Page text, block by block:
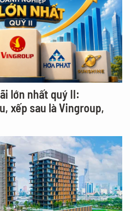
lớn nhất quý II:
xếp sau là Vingroup,